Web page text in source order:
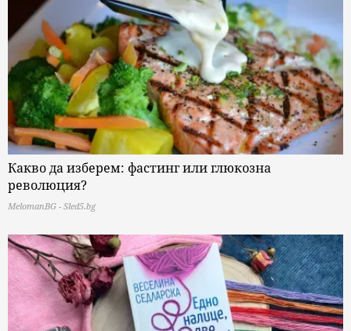
Какво да изберем: фастинг или глюкозна
революция?
MelomanBG - Sled5.bg